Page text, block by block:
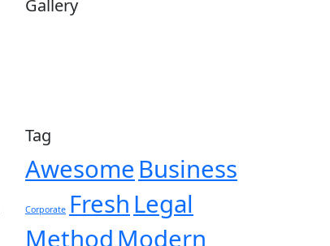
Gallery
Tag
Awesome Business
Corporate Fresh Legal
Method Modern